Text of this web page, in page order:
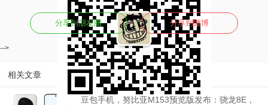
分享到朋友圈 分享到微博
-->
相关文章
豆包手机，努比亚M153预览版发布：骁龙8E，